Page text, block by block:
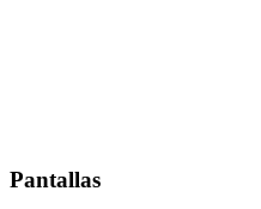
Pantallas